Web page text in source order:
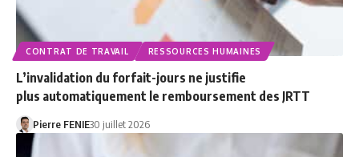
CONTRAT DE TRAVAIL RESSOURCES HUMAINES
L’invalidation du forfait-jours ne justifie
plus automatiquement le remboursement des JRTT
Pierre FENIE30 juillet 2026